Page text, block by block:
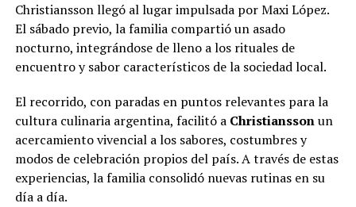
Christiansson llegó al lugar impulsada por Maxi López.
El sábado previo, la familia compartió un asado
nocturno, integrándose de lleno a los rituales de
encuentro y sabor característicos de la sociedad local.
El recorrido, con paradas en puntos relevantes para la
cultura culinaria argentina, facilitó a Christianssonun
acercamiento vivencial a los sabores, costumbres y
modos de celebración propios del país. A través de estas
experiencias, la familia consolidó nuevas rutinas en su
día a día.